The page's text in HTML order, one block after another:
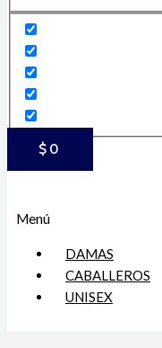
$ 0
Menú
DAMAS
CABALLEROS
UNISEX